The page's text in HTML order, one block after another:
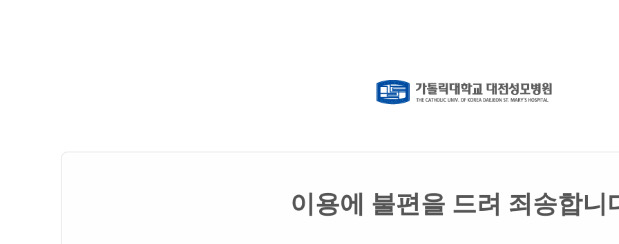
이용에 불편을 드려 죄송합니